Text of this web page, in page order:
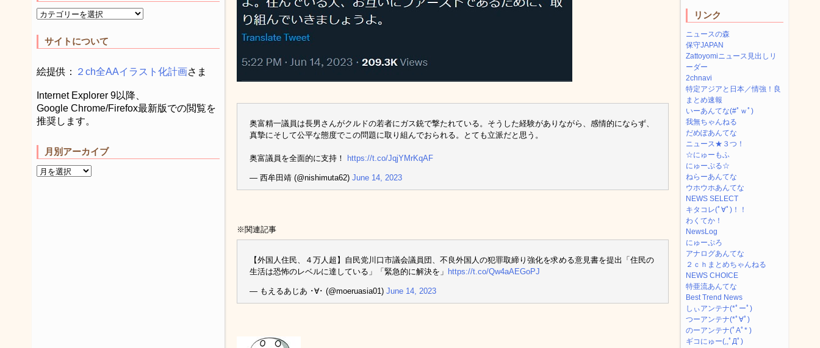
サイトについて
絵提供： ２ch全AAイラスト化計画さま
Internet Explorer 9以降、
Google Chrome/Firefox最新版での閲覧を
推奨します。
月別アーカイブ
奥富精一議員は長男さんがクルドの若者にガス銃で撃たれている。そうした経験がありながら、感情的にならず、
真摯にそして公平な態度でこの問題に取り組んでおられる。とても立派だと思う。
奥富議員を全面的に支持！ https://t.co/JqjYMrKqAF
— 西牟田靖 (@nishimuta62) June 14, 2023
※関連記事
【外国人住民、４万人超】自民党川口市議会議員団、不良外国人の犯罪取締り強化を求める意見書を提出「住民の
生活は恐怖のレベルに達している」「緊急的に解決を」 https://t.co/Qw4aAEGoPJ
— もえるあじあ ･∀･ (@moeruasia01) June 14, 2023
リンク
ニュースの森
保守JAPAN
Zattoyomiニュース見出しリ
ーダー
2chnavi
特定アジアと日本／情強！良
まとめ速報
いーあんてな(#ﾟｗﾟ)
我無ちゃんねる
だめぽあんてな
ニュース★３つ！
☆にゅーもふ
にゅーぷる☆
ねらーあんてな
ウホウホあんてな
NEWS SELECT
キタコレ(ﾟ∀ﾟ)！！
わくてか！
NewsLog
にゅーぷろ
アナログあんてな
２ｃｈまとめちゃんねる
NEWS CHOICE
特亜流あんてな
Best Trend News
しぃアンテナ(*ﾟーﾟ)
つーアンテナ(*ﾟ∀ﾟ)
のーアンテナ(ﾟAﾟ* )
ギコにゅー(,,ﾟДﾟ)